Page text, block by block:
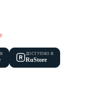
ДОСТУПНО В
RuStore